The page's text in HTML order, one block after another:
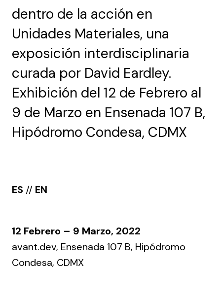
dentro de la acción en
Unidades Materiales, una
exposición interdisciplinaria
curada por David Eardley.
Exhibición del 12 de Febrero al
9 de Marzo en Ensenada 107 B,
Hipódromo Condesa, CDMX
ES // EN
12 Febrero – 9 Marzo, 2022
avant.dev, Ensenada 107 B, Hipódromo
Condesa, CDMX